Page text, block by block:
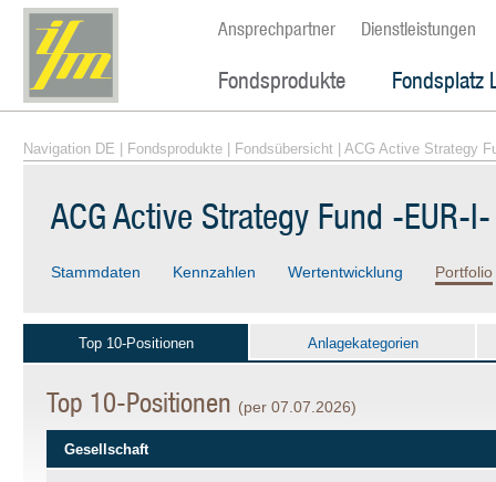
Ansprechpartner Dienstleistungen
Fondsprodukte Fondsplatz
Navigation DE Fondsprodukte Fondsübersicht | ACG Active Strategy
ACG Active Strategy Fund -EUR-I-
Stammdaten Kennzahlen Wertentwicklung Portfolio
Top 10-Positionen Anlagekategorien
Top 10-Positionen (per 07.07.2026)
Gesellschaft